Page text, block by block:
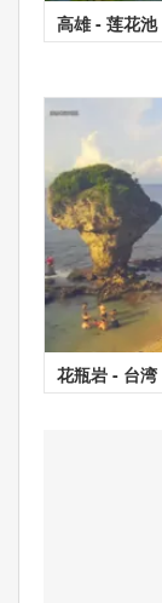
高雄 - 莲花池
花瓶岩 - 台湾